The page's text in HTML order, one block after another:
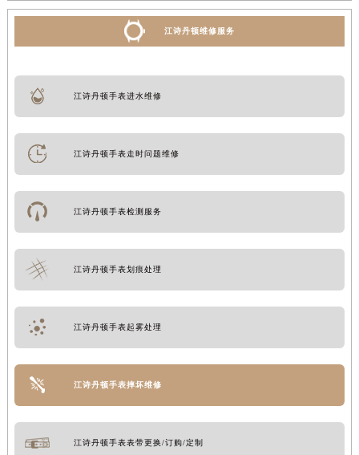
江诗丹顿维修服务
江诗丹顿手表进水维修
江诗丹顿手表走时问题维修
江诗丹顿手表检测服务
江诗丹顿手表划痕处理
江诗丹顿手表起雾处理
江诗丹顿手表摔坏维修
江诗丹顿手表表带更换/订购/定制